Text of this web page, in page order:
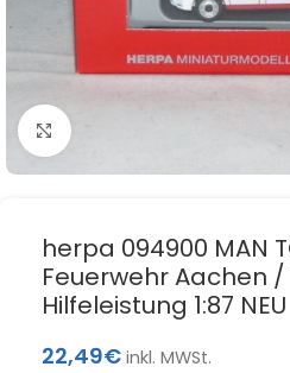
Klick zum Vergrößern
herpa 094900 MAN
Feuerwehr Aachen
Hilfeleistung 1:87
22,49€ inkl. MWSt.